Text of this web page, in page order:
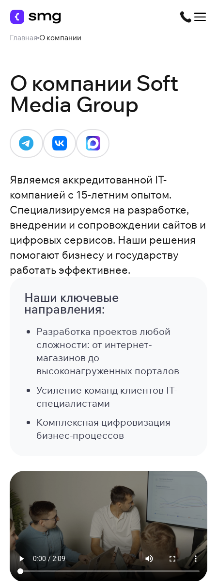
Главная О компании
О компании Soft
Media Group
Являемся аккредитованной IT-
компанией с 15-летним опытом.
Специализируемся на разработке,
внедрении и сопровождении сайтов и
цифровых сервисов. Наши решения
помогают бизнесу и государству
работать эффективнее.
Наши ключевые
направления:
Разработка проектов любой
сложности: от интернет-
магазинов до
высоконагруженных порталов
Усиление команд клиентов IT-
специалистами
Комплексная цифровизация
бизнес-процессов